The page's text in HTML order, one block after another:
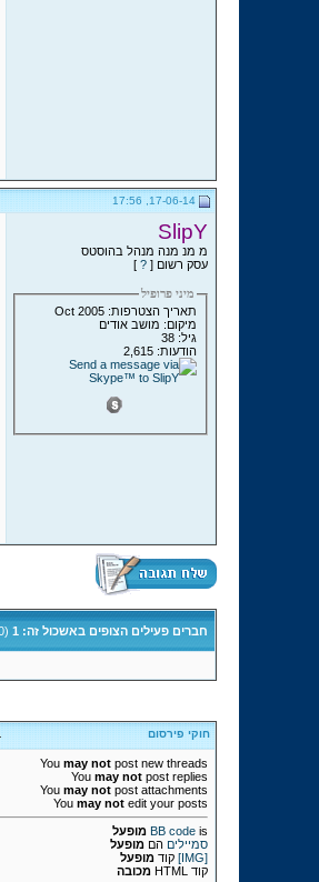
SlipY
מ מנ מנה מנהל בהוסטס
עסק רשום [ ?
]
מיני פרופיל
תאריך הצטרפות: Oct 2005
מיקום: מושב אודים
גיל: 38
הודעות: 2,615
חברים פעילים הצופים באשכול זה: 1 (0 חברים ו- 1 אורחים)
חוקי פירסום
You may not post new threads
You may not post replies
You may not post attachments
You may not edit your posts
BB code is
מופעל
סמיילים הם מופעל
[IMG]
קוד מופעל
קוד HTML
מכובה